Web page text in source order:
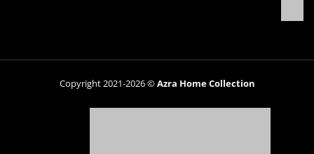
Copyright 2021-2026 ©Azra Home Collection